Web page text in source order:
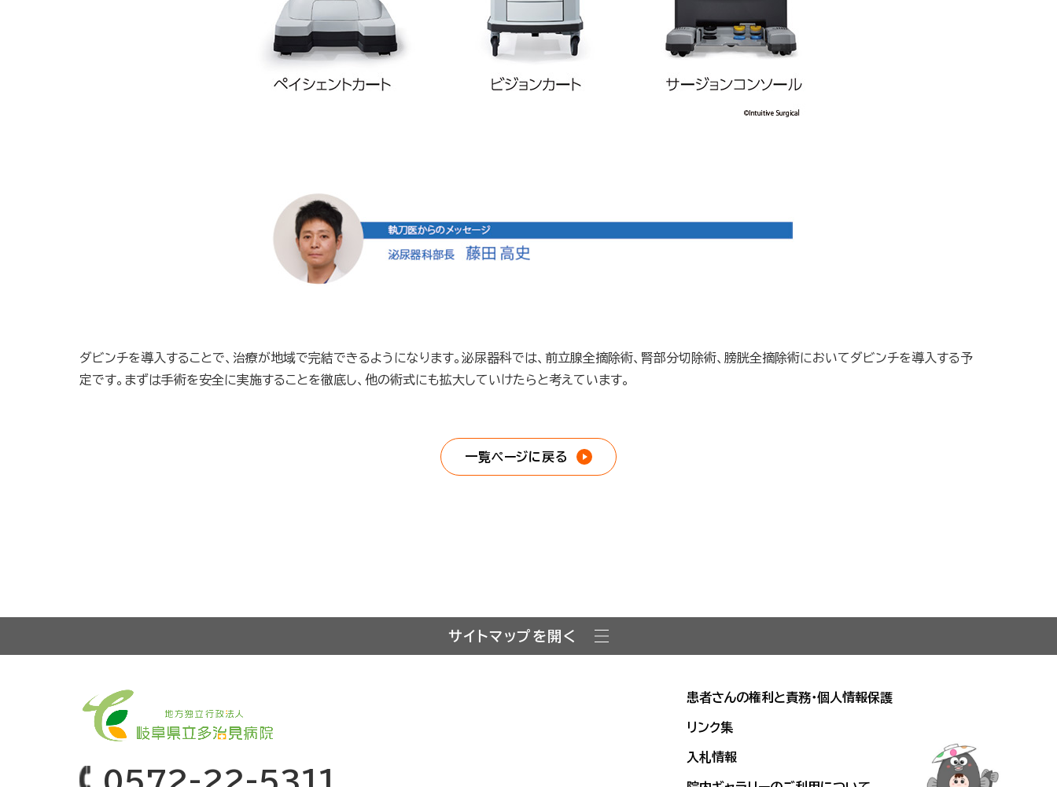
ダビンチを導入することで、治療が地域で完結できるようになります。泌尿器科では、前立腺全摘除術、腎部分切除術、膀胱全摘除術においてダビンチを導入する予
定です。まずは手術を安全に実施することを徹底し、他の術式にも拡大していけたらと考えています。
一覧ページに戻る
サイトマップを開く
0572-22-5311
患者さんの権利と責務・個人情報保護
リンク集
入札情報